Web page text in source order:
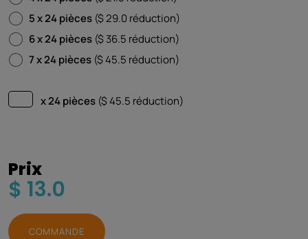
5 x 24 pièces ($ 29.0 réduction)
6 x 24 pièces ($ 36.5 réduction)
7 x 24 pièces ($ 45.5 réduction)
x 24 pièces ($45.5 réduction)
Prix
$ 13.0
COMMANDE